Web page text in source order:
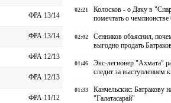
ФРА 13/14
ФРА 13/14
ФРА 12/13
ФРА 12/13
ФРА 11/12
02:21
Колосков - о Даку в
помечтать о чемпионстве
02:02
Сенников объяснил,
выгодно продать
01:46
Экс-легионер "Ахмата"
следит за выступлением
01:33
Канчельскис: Батракову
"Галатасарай"